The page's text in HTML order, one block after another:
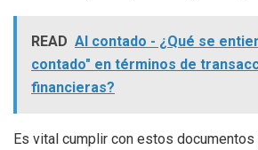
READ Al contado - ¿Qué se
contado" en términos de
financieras?
Es vital cumplir con estos